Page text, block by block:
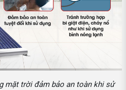
mặt trời đảm bảo an toàn khi sử